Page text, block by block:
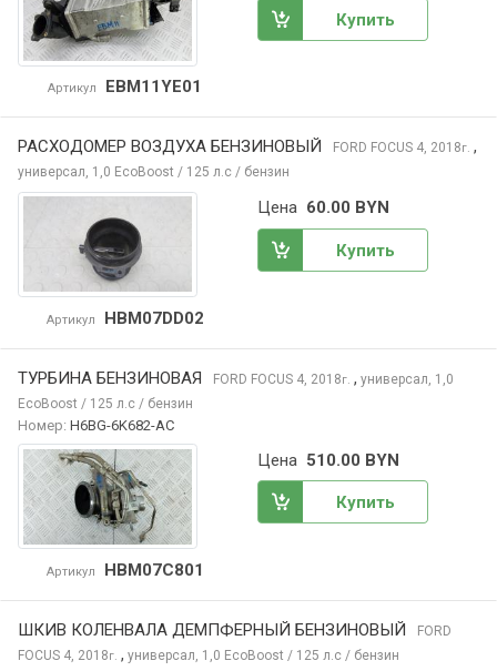
Артикул EBM11YE01
Купить
РАСХОДОМЕР ВОЗДУХА БЕНЗИНОВЫЙ FORD FOCUS 4, 2018г. ,
универсал, 1,0 EcoBoost / 125 л.с / бензин
Артикул HBM07DD02
Цена 60.00 BYN
Купить
ТУРБИНА БЕНЗИНОВАЯ FORD FOCUS 4, 2018г. , универсал, 1,0
EcoBoost / 125 л.с / бензин
Номер: H6BG-6K682-AC
Артикул HBM07C801
Цена 510.00 BYN
Купить
ШКИВ КОЛЕНВАЛА ДЕМПФЕРНЫЙ БЕНЗИНОВЫЙ
FORD
FOCUS 4, 2018г. , универсал, 1,0 EcoBoost / 125 л.с / бензин